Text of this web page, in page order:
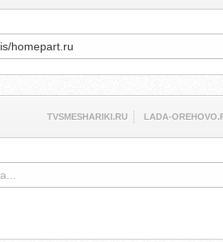
TVSMESHARIKI.RU LADA-